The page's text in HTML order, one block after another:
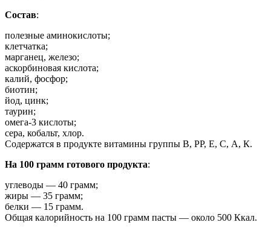
Состав:
полезные аминокислоты;
клетчатка;
марганец, железо;
аскорбиновая кислота;
калий, фосфор;
биотин;
йод, цинк;
таурин;
омега-3 кислоты;
сера, кобальт, хлор.
Содержатся в продукте витамины группы В, РР, Е, С, А, К.
На 100 грамм готового продукта:
углеводы — 40 грамм;
жиры — 35 грамм;
белки — 15 грамм.
Общая калорийность на 100 грамм пасты — около 500 Ккал.